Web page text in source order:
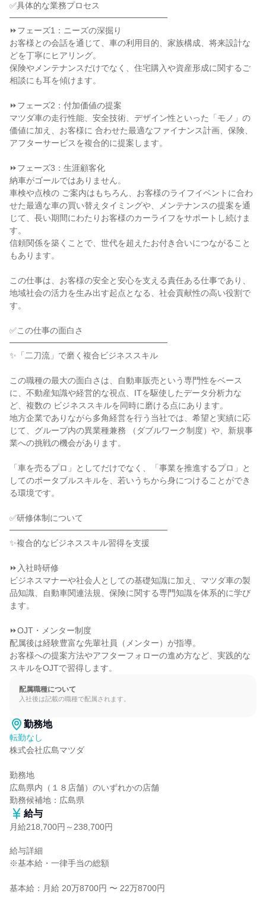
✅具体的な業務プロセス
━━━━━━━━━━━━━━━━━━━
⏩フェーズ1：ニーズの深掘り
お客様との会話を通じて、車の利用目的、家族構成、将来設計な
どを丁寧にヒアリング。
保険やメンテナンスだけでなく、住宅購入や資産形成に関するご
相談にも耳を傾けます。
⏩フェーズ2：付加価値の提案
マツダ車の走行性能、安全技術、デザイン性といった「モノ」の
価値に加え、お客様に 合わせた最適なファイナンス計画、保険、
アフターサービスを複合的に提案します。
⏩フェーズ3：生涯顧客化
納車がゴールではありません。
車検や点検の ご案内はもちろん、お客様のライフイベントに合わ
せた最適な車の買い替えタイミングや、メンテナンスの提案を通
じて、長い期間にわたりお客様のカーライフをサポートし続けま
す。
信頼関係を築くことで、世代を超えたお付き合いにつながること
もあります。
この仕事は、お客様の安全と安心を支える責任ある仕事であり、
地域社会の活力を生み出す起点となる、社会貢献性の高い役割で
す。
✅この仕事の面白さ
━━━━━━━━━━━━━━━━━━━
✨「二刀流」で磨く複合ビジネススキル
この職種の最大の面白さは、自動車販売という専門性をベース
に、不動産知識や経営的な視点、ITを駆使したデータ分析力な
ど、複数の ビジネススキルを同時に磨ける点にあります。
地方企業でありながら多角経営を行う当社では、希望と実績に応
じて、グループ内の異業種兼務 （ダブルワーク制度）や、新規事
業への挑戦の機会があります。
「車を売るプロ」としてだけでなく、「事業を推進するプロ」と
してのポータブルスキルを、若いうちから身につけることができ
る環境です。
✅研修体制について
━━━━━━━━━━━━━━━━━━━
✨複合的なビジネススキル習得を支援
⏩入社時研修
ビジネスマナーや社会人としての基礎知識に加え、マツダ車の製
品知識、自動車関連法規、保険に関する専門知識を体系的に学び
ます。
⏩OJT・メンター制度
配属後は経験豊富な先輩社員（メンター）が指導。
お客様への提案方法やアフターフォローの進め方など、実践的な
スキルをOJTで習得します。
配属職種について
入社後は記載の職種で配属されます。
勤務地
転勤なし
株式会社広島マツダ
勤務地
広島県内（１８店舗）のいずれかの店舗
勤務候補地：広島県
給与
月給218,700円～238,700円
給与詳細
※基本給・一律手当の総額
基本給：月給 20万8700円 〜 22万8700円